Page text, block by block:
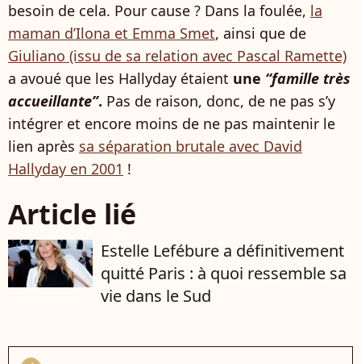
besoin de cela. Pour cause ? Dans la foulée, la
maman d’Ilona et Emma Smet, ainsi que de
Giuliano (issu de sa relation avec Pascal Ramette)
a avoué que les Hallyday étaient une “famille très
accueillante”. Pas de raison, donc, de ne pas s’y
intégrer et encore moins de ne pas maintenir le
lien après sa séparation brutale avec David
Hallyday en 2001 !
Article lié
Estelle Lefébure a définitivement
quitté Paris : à quoi ressemble sa
vie dans le Sud